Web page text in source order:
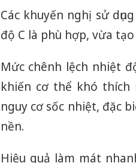
Các khuyến nghị sử
độ C là phù hợp, vừa
Mức chênh lệch nhiệt
khiến cơ thể khó
nguy cơ sốc nhiệt, đặc
nền.
Hiệu quả làm mát